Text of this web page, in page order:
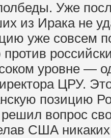
Уже
из Ирака не
уже совсем
уровне —
ЦРУ.
позицию
вопрос
США никаких